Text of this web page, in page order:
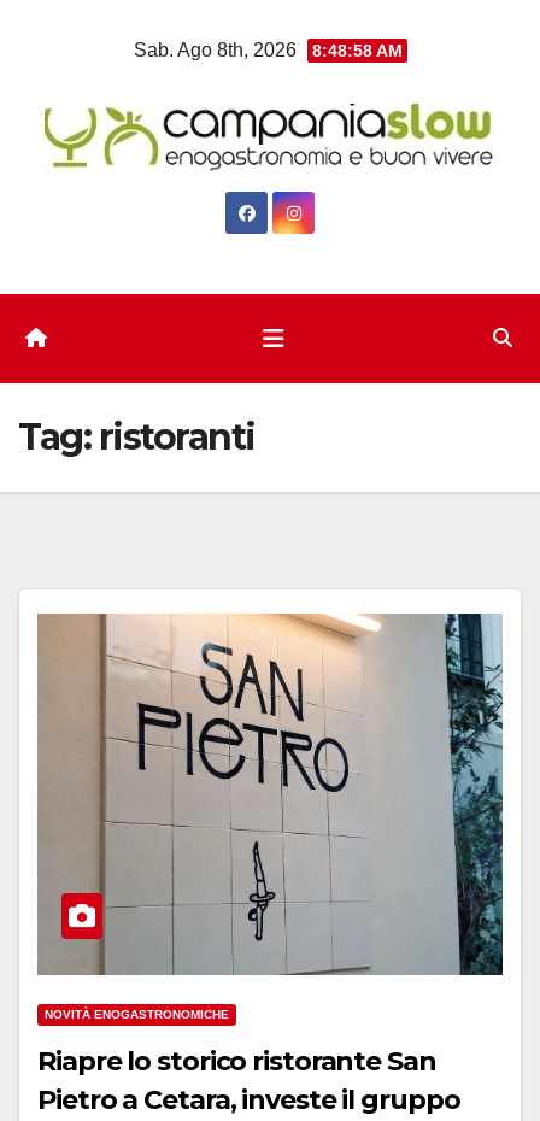
Sab. Ago 8th, 2026 8:49:00 AM
Tag: ristoranti
NOVITÀ ENOGASTRONOMICHE
Riapre lo storico ristorante San
Pietro a Cetara, investe il gruppo